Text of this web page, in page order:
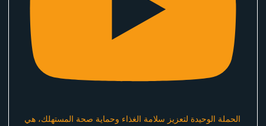
الحملة الوحيدة لتعزيز سلامة الغذاء وحماية صحة المستهلك، هي